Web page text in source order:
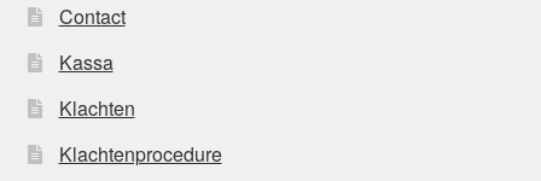
Contact
Kassa
Klachten
Klachtenprocedure